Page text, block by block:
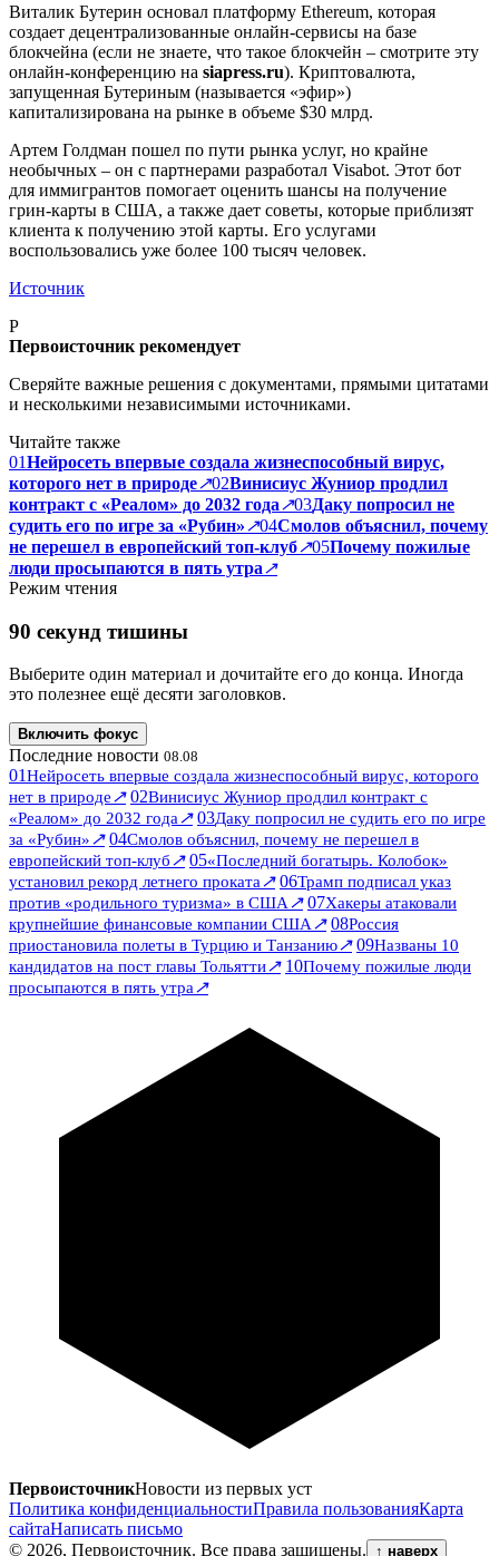
Виталик Бутерин основал платформу Ethereum, которая
создает децентрализованные онлайн-сервисы на базе
блокчейна (если не знаете, что такое блокчейн – смотрите эту
онлайн-конференцию на siapress.ru). Криптовалюта,
запущенная Бутериным (называется «эфир»)
капитализирована на рынке в объеме $30 млрд.
Артем Голдман пошел по пути рынка услуг, но крайне
необычных – он с партнерами разработал Visabot. Этот бот
для иммигрантов помогает оценить шансы на получение
грин-карты в США, а также дает советы, которые приблизят
клиента к получению этой карты. Его услугами
воспользовались уже более 100 тысяч человек.
Источник
P
Первоисточник рекомендует
Сверяйте важные решения с документами, прямыми цитатами
и несколькими независимыми источниками.
Читайте также
01Нейросеть впервые создала жизнеспособный вирус,
которого нет в природе↗02Винисиус Жуниор продлил
контракт с «Реалом» до 2032 года↗03Даку попросил не
судить его по игре за «Рубин»↗04Смолов объяснил, почему
не перешел в европейский топ-клуб↗05Почему пожилые
люди просыпаются в пять утра↗
Режим чтения
90 секунд тишины
Выберите один материал и дочитайте его до конца. Иногда
это полезнее ещё десяти заголовков.
Включить фокус
Последние новости 08.08
01Нейросеть впервые создала жизнеспособный вирус, которого
нет в природе↗ 02Винисиус Жуниор продлил контракт с
«Реалом» до 2032 года↗ 03Даку попросил не судить его по игре
за «Рубин»↗ 04Смолов объяснил, почему не перешел в
европейский топ-клуб↗ 05«Последний богатырь. Колобок»
установил рекорд летнего проката↗ 06Трамп подписал указ
против «родильного туризма» в США↗ 07Хакеры атаковали
крупнейшие финансовые компании США↗ 08Россия
приостановила полеты в Турцию и Танзанию↗ 09Названы 10
кандидатов на пост главы Тольятти↗ 10Почему пожилые люди
просыпаются в пять утра↗
ПервоисточникНовости из первых уст
Политика конфиденциальностиПравила пользованияКарта
сайтаНаписать письмо
© 2026, Первоисточник. Все права защищены.
↑ наверх